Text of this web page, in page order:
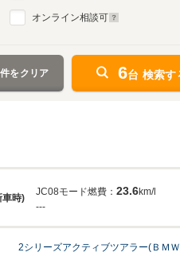
オンライン相談可
をクリア 6台 検索す
車時)
JC08モード燃費： 23.6km/l
---
2シリーズアクティブツアラー(ＢＭ